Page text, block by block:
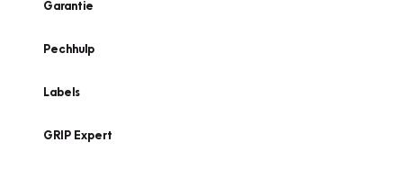
Garantie
Pechhulp
Labels
GRIP Expert